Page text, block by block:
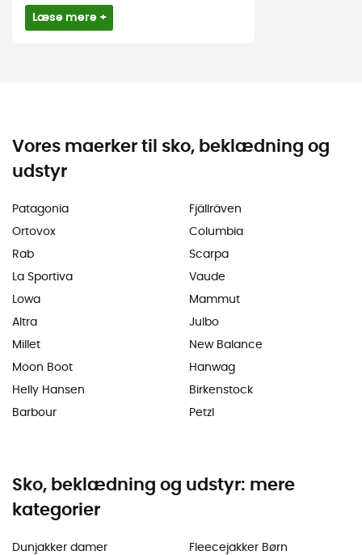
Læse mere +
Vores maerker til sko, beklædning og
udstyr
Patagonia
Ortovox
Rab
La Sportiva
Lowa
Altra
Millet
Moon Boot
Helly Hansen
Barbour
Fjällräven
Columbia
Scarpa
Vaude
Mammut
Julbo
New Balance
Hanwag
Birkenstock
Petzl
Sko, beklædning og udstyr: mere
kategorier
Dunjakker damer
Fleecejakker Børn